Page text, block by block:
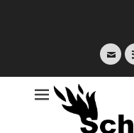
E-
Mail